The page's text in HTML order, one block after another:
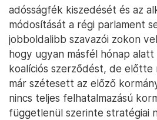
adósságfék kiszedését és az
módosítását a régi parlament
jobboldalibb szavazói zokon
hogy ugyan másfél hónap
koalíciós szerződést, de előtte
már szétesett az előző
nincs teljes felhatalmazású
függetlenül szerinte stratégiai